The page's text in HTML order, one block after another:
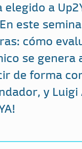
elegido a
este
cómo
se genera
de forma
y